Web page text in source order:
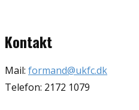
Kontakt
Mail: formand@ukfc.dk
Telefon: 2172 1079